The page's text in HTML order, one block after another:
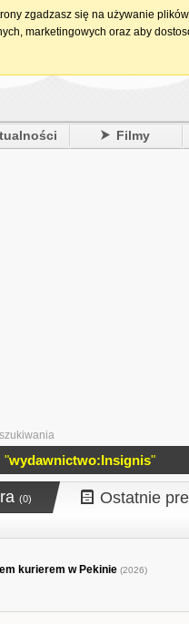
Filmy
"wydawnictwo:Insignis"
(0) Ostatnie
kurierem w Pekinie (2026)
zgadzasz się na używanie
marketingowych oraz aby